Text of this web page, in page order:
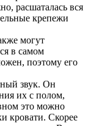
расшаталась вся
крепежи
могут
в самом
поэтому его
звук. Он
их с полом,
это можно
кровати. Скорее